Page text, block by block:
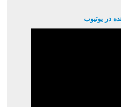
در یوتیوب